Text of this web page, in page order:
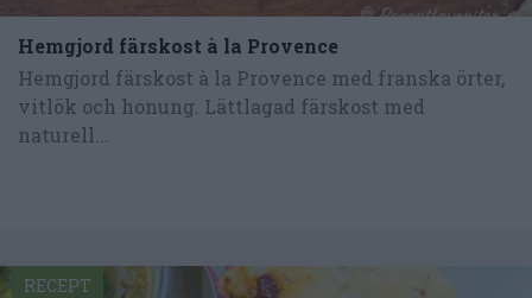
Hemgjord färskost à la Provence
Hemgjord färskost à la Provence med franska örter,
vitlök och honung. Lättlagad färskost med
naturell...
RECEPT